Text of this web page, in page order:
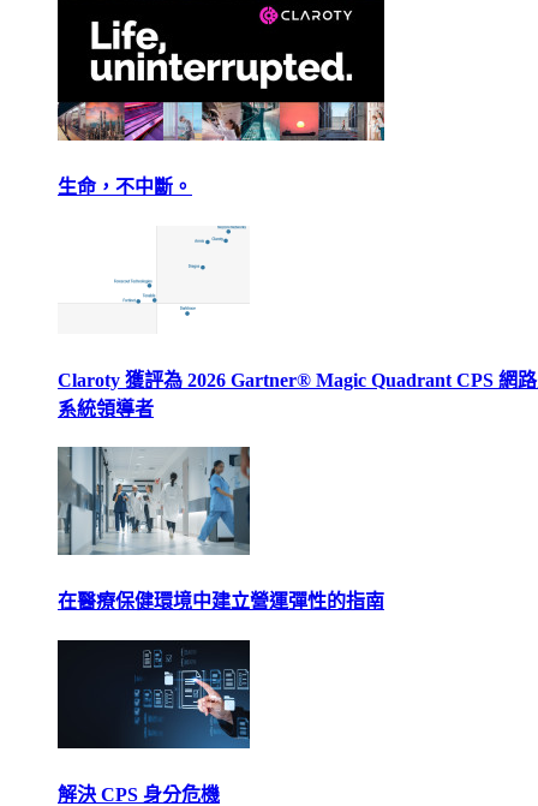
生命，不中斷。
Claroty 獲評為 2026 Gartner® Magic Quadrant CPS 網
系統領導者
在醫療保健環境中建立營運彈性的指南
解決 CPS 身分危機